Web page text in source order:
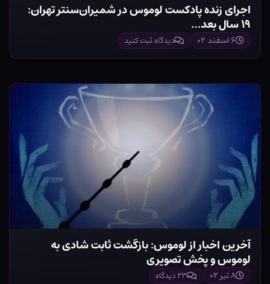
اجرای زنده پادکست لوموس در شمیران‌سنتر تهران:
۱۹ سال بعد…
۶ اسفند ۰۲ دیدگاه ثبت کنید
آخرین اخبار از لوموس: بازگشت ثابت شادی به
لوموس و پخش تصویری
۸ تیر ۰۲ ۲۳ دیدگاه